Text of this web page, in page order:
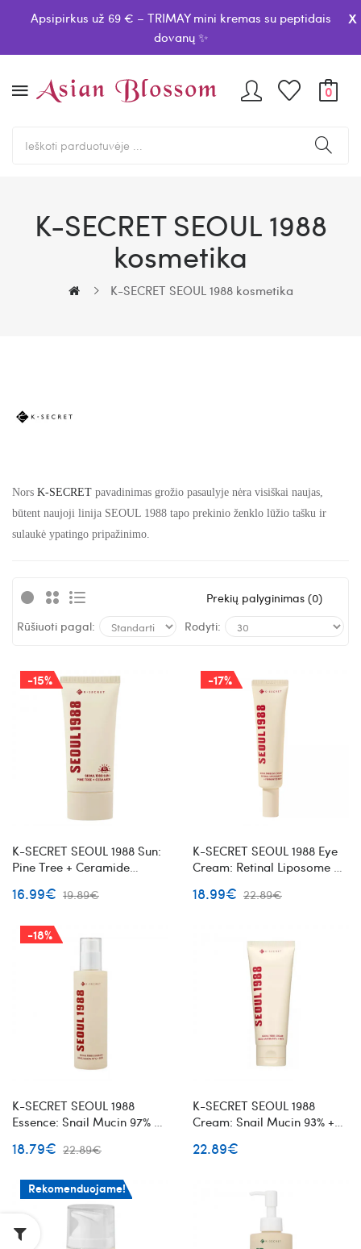
Apsipirkus už 69 € – TRIMAY mini kremas su peptidais
dovanų ✨
x
0
K-SECRET SEOUL 1988
kosmetika
K-SECRET SEOUL 1988 kosmetika
Nors K-SECRET pavadinimas grožio pasaulyje nėra visiškai naujas,
būtent naujoji linija SEOUL 1988 tapo prekinio ženklo lūžio tašku ir
sulaukė ypatingo pripažinimo.
Prekių palyginimas (0)
Rūšiuoti pagal:
Rodyti:
-15%
K-SECRET SEOUL 1988 Sun:
Pine Tree + Ceramide
saulės
16.99€ 19.89€
-17%
K-SECRET SEOUL 1988 Eye
Cream: Retinal Liposome 4%
kremas
18.99€ 22.89€
-18%
K-SECRET SEOUL 1988
Essence: Snail Mucin 97% +
sraigių mucinu
18.79€ 22.89€
K-SECRET SEOUL 1988
Cream: Snail Mucin 93% +
sraigių mucinu ir ryžiais
22.89€
Rekomenduojame!